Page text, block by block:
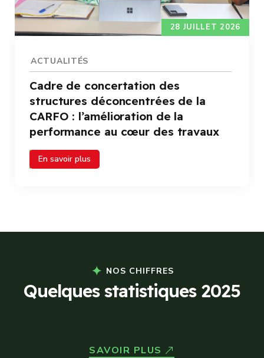
ACTUALITÉS
24 JUILLET 2026
Audience : le Directeur Général
félicite le lauréat du Prix spécial
CARFO à la SNC 2026
NOS CHIFFRES
Quelques statistiques 2025
SAVOIR PLUS